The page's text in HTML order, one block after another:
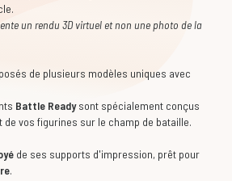
un rendu 3D virtuel et non une photo de la
de plusieurs modèles uniques avec
Battle Readysont spécialement conçus
vos figurines sur le champ de bataille.
de ses supports d'impression, prêt pour
.